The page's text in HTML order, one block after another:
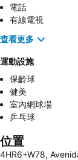
電話
有線電視
查看更多
運動設施
保齡球
健美
室內網球場
乒乓球
位置
4HR6+W78,